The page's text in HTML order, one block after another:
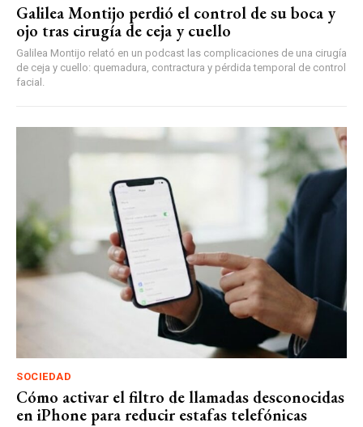
Galilea Montijo perdió el control de su boca y
ojo tras cirugía de ceja y cuello
Galilea Montijo relató en un podcast las complicaciones de una cirugía
de ceja y cuello: quemadura, contractura y pérdida temporal de control
facial.
SOCIEDAD
Cómo activar el filtro de llamadas desconocidas
en iPhone para reducir estafas telefónicas